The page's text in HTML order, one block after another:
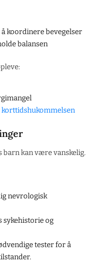
koordinere bevegelser
balansen
barn kan være vanskelig.
nevrologisk
sykehistorie og
tester for å